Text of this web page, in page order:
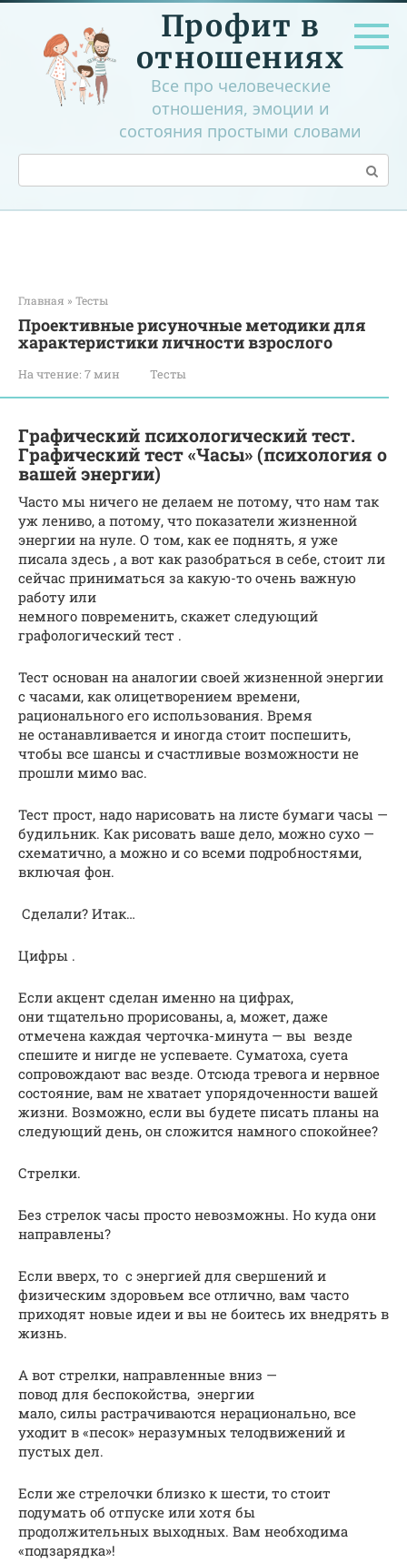
Перейти
контенту
Профит в
отношениях
Все про человеческие
отношения, эмоции и
состояния простыми словами
Поиск:
Главная » Тесты
Проективные рисуночные методики для
характеристики личности взрослого
На чтение: 7 мин Тесты
Графический психологический тест.
Графический тест «Часы» (психология о
вашей энергии)
Часто мы ничего не делаем не потому, что нам так
уж лениво, а потому, что показатели жизненной
энергии на нуле. О том, как ее поднять, я уже
писала здесь , а вот как разобраться в себе, стоит ли
сейчас приниматься за какую-то очень важную
работу или
немного повременить, скажет следующий
графологический тест .
Тест основан на аналогии своей жизненной энергии
с часами, как олицетворением времени,
рационального его использования. Время
не останавливается и иногда стоит поспешить,
чтобы все шансы и счастливые возможности не
прошли мимо вас.
Тест прост, надо нарисовать на листе бумаги часы —
будильник. Как рисовать ваше дело, можно сухо —
схематично, а можно и со всеми подробностями,
включая фон.
Сделали? Итак…
Цифры .
Если акцент сделан именно на цифрах,
они тщательно прорисованы, а, может, даже
отмечена каждая черточка-минута — вы везде
спешите и нигде не успеваете. Суматоха, суета
сопровождают вас везде. Отсюда тревога и нервное
состояние, вам не хватает упорядоченности вашей
жизни. Возможно, если вы будете писать планы на
следующий день, он сложится намного спокойнее?
Стрелки.
Без стрелок часы просто невозможны. Но куда они
направлены?
Если вверх, то с энергией для свершений и
физическим здоровьем все отлично, вам часто
приходят новые идеи и вы не боитесь их внедрять в
жизнь.
А вот стрелки, направленные вниз —
повод для беспокойства, энергии
мало, силы растрачиваются нерационально, все
уходит в «песок» неразумных телодвижений и
пустых дел.
Если же стрелочки близко к шести, то стоит
подумать об отпуске или хотя бы
продолжительных выходных. Вам необходима
«подзарядка»!